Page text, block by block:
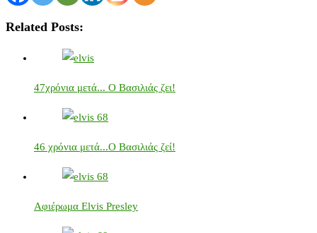
Related Posts:
47χρόνια μετά... Ο Βασιλιάς ζει!
46 χρόνια μετά...Ο Βασιλιάς ζεί!
Αφιέρωμα Elvis Presley